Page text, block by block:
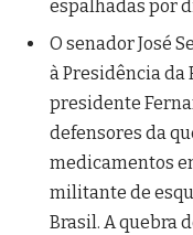
espalhadas por
O senador José
à Presidência da
presidente
defensores da
medicamentos
militante de
Brasil. A quebra